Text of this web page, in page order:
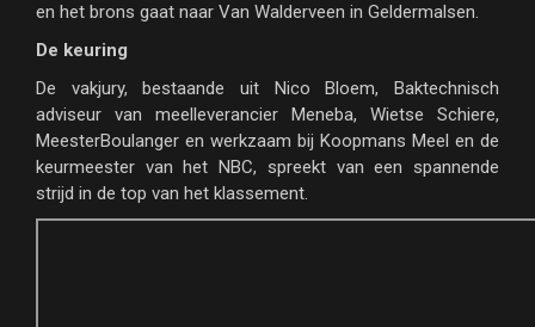
en het brons gaat naar Van Walderveen in Geldermalsen.
De keuring
De vakjury, bestaande uit Nico Bloem, Baktechnisch
adviseur van meelleverancier Meneba, Wietse Schiere,
MeesterBoulanger en werkzaam bij Koopmans Meel en de
keurmeester van het NBC, spreekt van een spannende
strijd in de top van het klassement.